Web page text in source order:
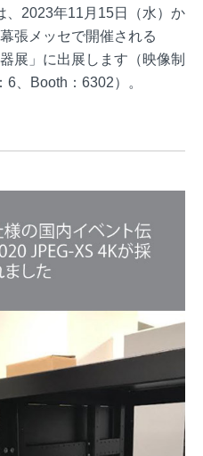
、2023年11月15日（水）か
張メッセで開催される
展」に出展します（映像制
、Booth：6302）。